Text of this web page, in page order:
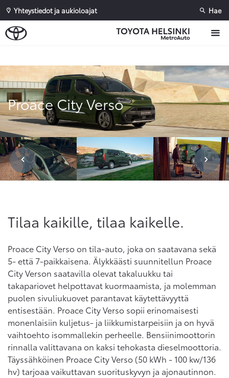
Yhteystiedot ja aukioloajat Hae
Proace City Verso
Tilaa kaikille, tilaa kaikelle.
Proace City Verso on tila-auto, joka on saatavana sekä
5- että 7-paikkaisena. Älykkäästi suunnitellun Proace
City Verson saatavilla olevat takaluukku tai
takapariovet helpottavat kuormaamista, ja molemman
puolen sivuliukuovet parantavat käytettävyyttä
entisestään. Proace City Verso sopii erinomaisesti
monenlaisiin kuljetus- ja liikkumistarpeisiin ja on hyvä
vaihtoehto isommallekin perheelle. Bensiinimoottorin
rinnalla valittavana on kaksi tehokasta dieselmoottoria.
Täyssähköinen Proace City Verso (50 kWh - 100 kw/136
hv) tarjoaa vaikuttavan suorituskyvyn ja ajonautinnon.